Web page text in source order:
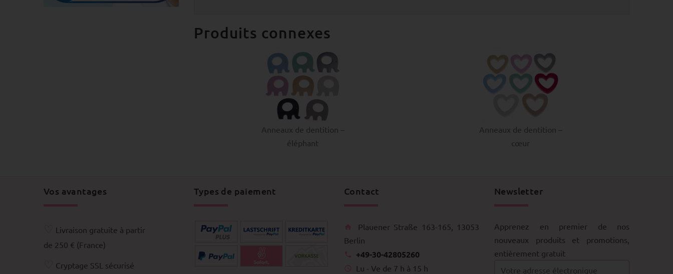
Produits connexes
Anneaux de dentition –
éléphant
Anneaux de dentition –
cœur
Vos avantages
Livraison gratuite à partir
de 250 € (France)
Cryptage SSL sécurisé
Types de paiement Contact
Plauener Straße 163-165, 13053
Berlin
+49-30-42805260
Lu - Ve de 7 h à 15 h
Newsletter
Apprenez en premier de nos
nouveaux produits et promotions,
entièrement gratuit